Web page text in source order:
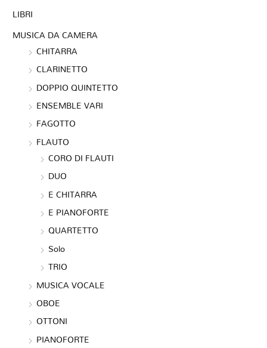
LIBRI
MUSICA DA CAMERA
CHITARRA
CLARINETTO
DOPPIO QUINTETTO
ENSEMBLE VARI
FAGOTTO
FLAUTO
CORO DI FLAUTI
DUO
E CHITARRA
E PIANOFORTE
QUARTETTO
Solo
TRIO
MUSICA VOCALE
OBOE
OTTONI
PIANOFORTE